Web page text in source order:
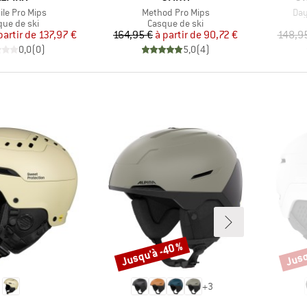
Pro Mips
group
de ski
Prix
Prix réduit
de 137,97 €
0,0(0)
Article
Method Pro Mips
Product group
Casque de ski
Prix
164,95 € Prix réduit
à partir de 90,72 €
5,0(4)
+3
Remise
Jusqu'à -40 %